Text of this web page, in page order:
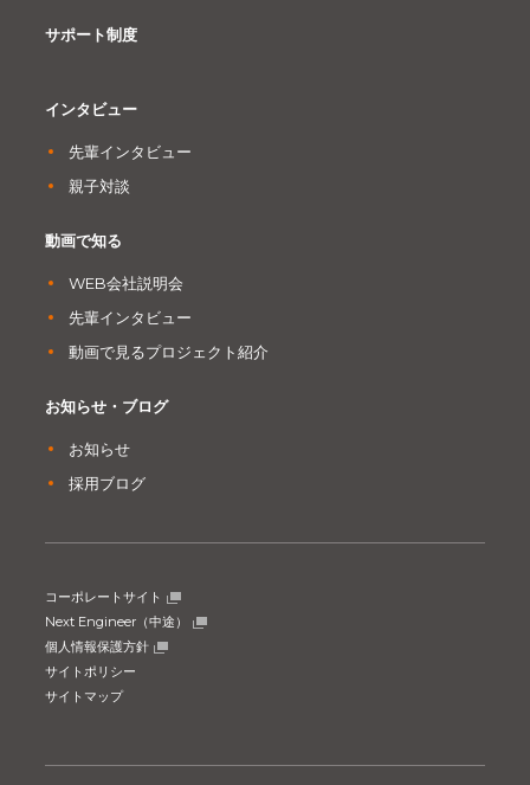
サポート制度
インタビュー
先輩インタビュー
親子対談
動画で知る
WEB会社説明会
先輩インタビュー
動画で見るプロジェクト紹介
お知らせ・ブログ
お知らせ
採用ブログ
コーポレートサイト
Next Engineer（中途）
個人情報保護方針
サイトポリシー
サイトマップ